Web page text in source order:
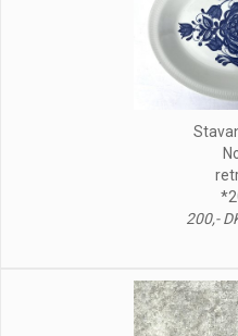
200,-